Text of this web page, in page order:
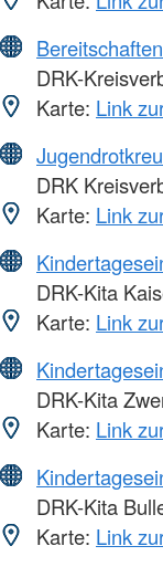
DRK-
Karte: Link
DRK
Karte: Link
DRK-Kita
Karte: Link
DRK-Kita
Karte: Link
DRK-Kita
Karte: Link